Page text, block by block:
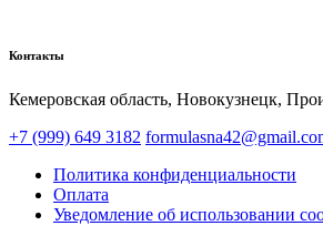
Контакты
Кемеровская область, Новокузнецк,​
+7 (999) 649 3182
Политика конфиденциальности
Оплата
Уведомление об использовании